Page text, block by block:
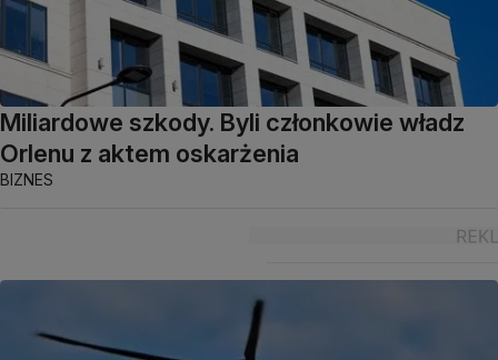
Miliardowe szkody. Byli członkowie władz
Orlenu z aktem oskarżenia
BIZNES